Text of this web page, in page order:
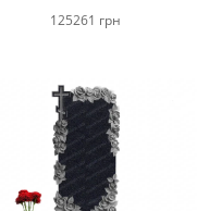
125261 грн